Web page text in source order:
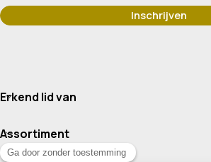
Erkend lid van
Assortiment